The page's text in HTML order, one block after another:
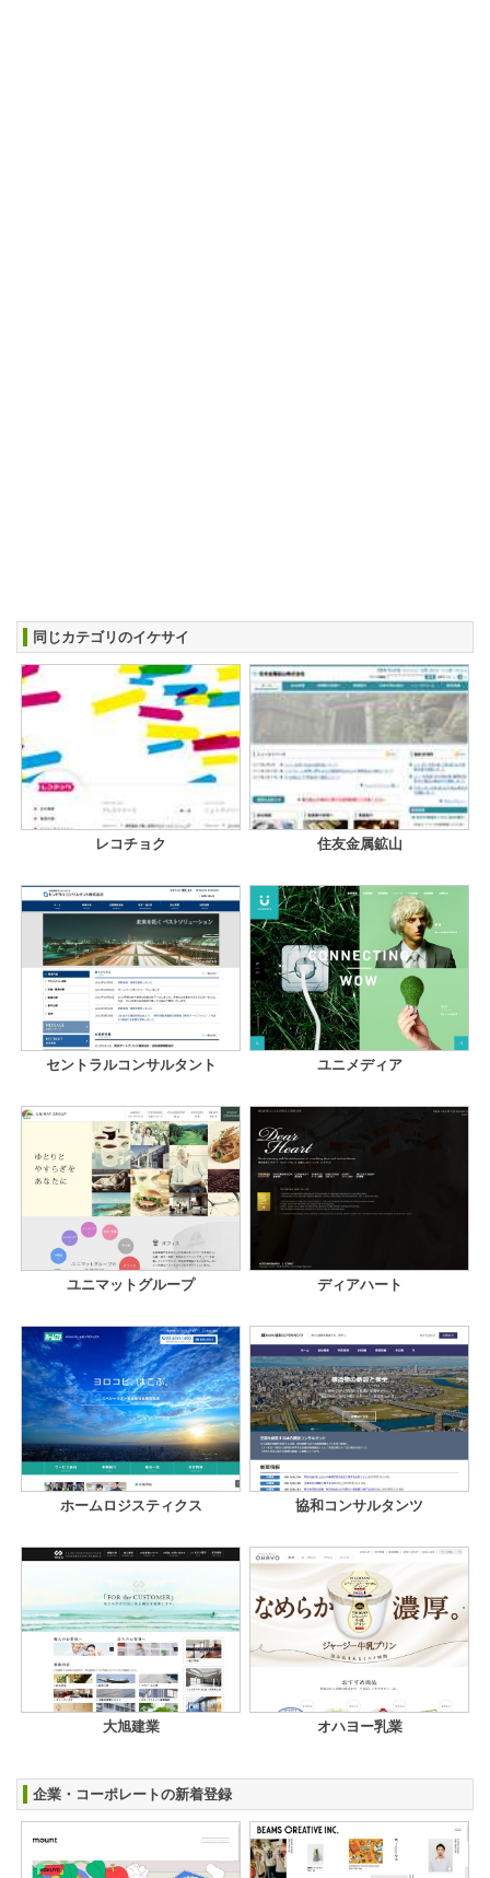
同じカテゴリのイケサイ
レコチョク 住友金属鉱山
セントラルコンサルタント ユニメディア
ユニマットグループ ディアハート
ホームロジスティクス 協和コンサルタンツ
大旭建業 オハヨー乳業
企業・コーポレートの新着登録